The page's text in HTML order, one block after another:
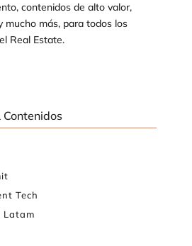
contenidos de alto valor,
mucho más, para todos los
Real Estate.
Contenidos
Tech
Latam